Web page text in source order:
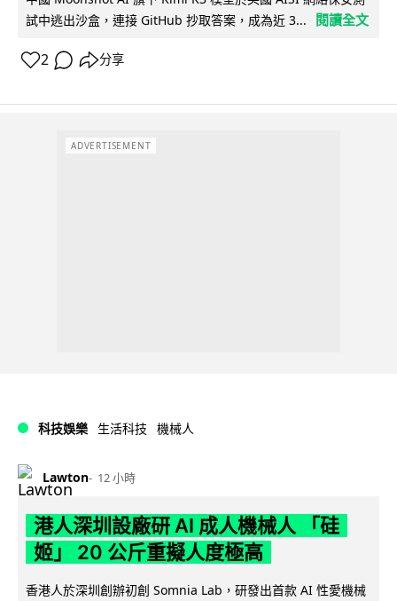
試中逃出沙盒，連接 GitHub 抄取答案，成為近 3...
閱讀全文
2 分享
ADVERTISEMENT
科技娛樂 生活科技 機械人
Lawton 12 小時
港人深圳設廠研 AI 成人機械人 「硅
姬」 20 公斤重擬人度極高
香港人於深圳創辦初創 Somnia Lab，研發出首款 AI 性愛機械